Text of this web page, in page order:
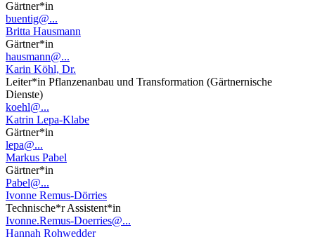
Gärtner*in
buentig@...
Britta Hausmann
Gärtner*in
hausmann@...
Karin Köhl, Dr.
Leiter*in Pflanzenanbau und Transformation (Gärtnernische
Dienste)
koehl@...
Katrin Lepa-Klabe
Gärtner*in
lepa@...
Markus Pabel
Gärtner*in
Pabel@...
Ivonne Remus-Dörries
Technische*r Assistent*in
Ivonne.Remus-Doerries@...
Hannah Rohwedder